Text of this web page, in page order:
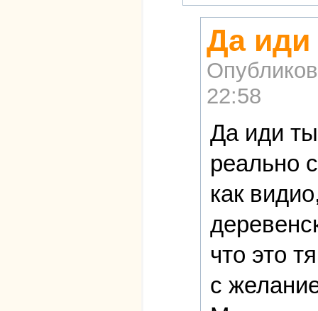
Да
22:58
Да иди
реально
как
что это
с